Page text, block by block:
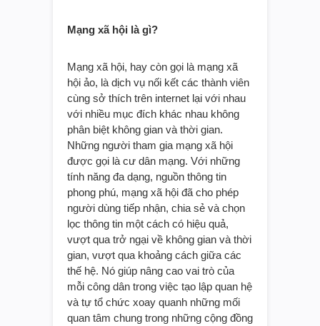
Mạng xã hội là gì?
Mạng xã hội, hay còn gọi là mạng xã
hội ảo, là dịch vụ nối kết các thành viên
cùng sở thích trên internet lại với nhau
với nhiều mục đích khác nhau không
phân biệt không gian và thời gian.
Những người tham gia mạng xã hội
được gọi là cư dân mạng. Với những
tính năng đa dạng, nguồn thông tin
phong phú, mạng xã hội đã cho phép
người dùng tiếp nhận, chia sẻ và chọn
lọc thông tin một cách có hiệu quả,
vượt qua trở ngại về không gian và thời
gian, vượt qua khoảng cách giữa các
thế hệ. Nó giúp nâng cao vai trò của
mỗi công dân trong việc tạo lập quan hệ
và tự tổ chức xoay quanh những mối
quan tâm chung trong những cộng đồng